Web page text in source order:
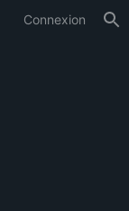
Connexion